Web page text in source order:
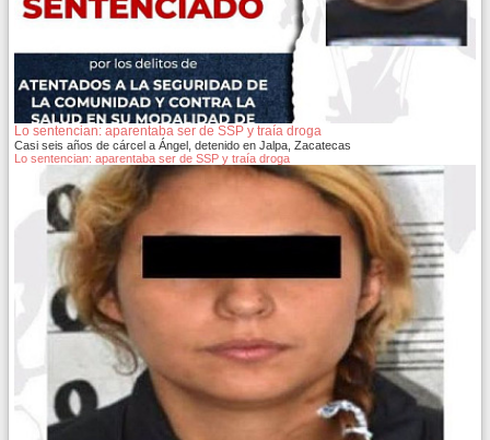
Lo sentencian: aparentaba ser de SSP y traía droga
Casi seis años de cárcel a Ángel, detenido en Jalpa, Zacatecas
Lo sentencian: aparentaba ser de SSP y traía droga